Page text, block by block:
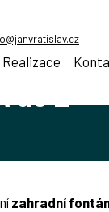
Realizace
Z
zahradní